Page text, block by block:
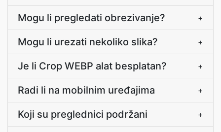
Mogu li pregledati obrezivanje? +
Mogu li urezati nekoliko slika? +
Je li Crop WEBP alat besplatan? +
Radi li na mobilnim uređajima +
Koji su preglednici podržani +